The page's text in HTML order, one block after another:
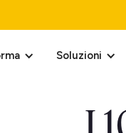
Soluzioni